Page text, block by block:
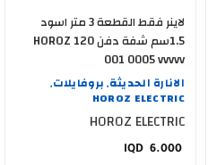
لاينر فقط القطعة 3 متر اسود
1.5سم شفة دفن HOROZ 120
001 0005 vvvvv
الانارة الحديثة, بروفايلات,
HOROZ ELECTRIC
HOROZ ELECTRIC
6.000